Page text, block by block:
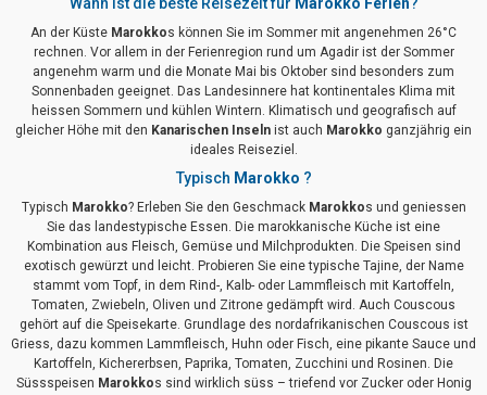
An der Küste Marokkos können Sie im Sommer mit angenehmen 26°C
rechnen. Vor allem in der Ferienregion rund um Agadir ist der Sommer
angenehm warm und die Monate Mai bis Oktober sind besonders zum
Sonnenbaden geeignet. Das Landesinnere hat kontinentales Klima mit
heissen Sommern und kühlen Wintern. Klimatisch und geografisch auf
gleicher Höhe mit den Kanarischen Inseln ist auch Marokko ganzjährig ein
ideales Reiseziel.
Typisch Marokko ?
Typisch Marokko? Erleben Sie den Geschmack Marokkos und geniessen
Sie das landestypische Essen. Die marokkanische Küche ist eine
Kombination aus Fleisch, Gemüse und Milchprodukten. Die Speisen sind
exotisch gewürzt und leicht. Probieren Sie eine typische Tajine, der Name
stammt vom Topf, in dem Rind-, Kalb- oder Lammfleisch mit Kartoffeln,
Tomaten, Zwiebeln, Oliven und Zitrone gedämpft wird. Auch Couscous
gehört auf die Speisekarte. Grundlage des nordafrikanischen Couscous ist
Griess, dazu kommen Lammfleisch, Huhn oder Fisch, eine pikante Sauce und
Kartoffeln, Kichererbsen, Paprika, Tomaten, Zucchini und Rosinen. Die
Süssspeisen Marokkos sind wirklich süss – triefend vor Zucker oder Honig